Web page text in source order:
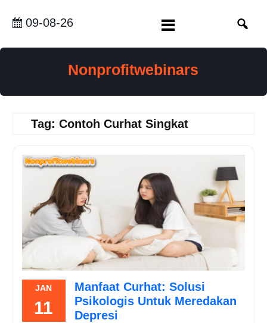
09-08-26
Nonprofitwebinars
Tag: Contoh Curhat Singkat
JAN
11
Manfaat Curhat: Solusi
Psikologis Untuk Meredakan
Depresi